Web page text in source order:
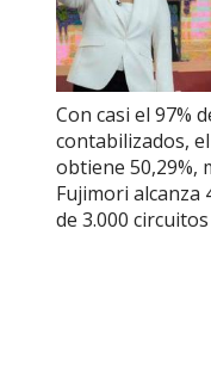
Con casi el 97%
contabilizados,
obtiene 50,29%,
Fujimori alcanza
de 3.000